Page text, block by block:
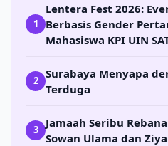
1
Lentera Fest 2026:
Berbasis Gender
Mahasiswa KPI UIN
2
Surabaya Menyapa
Terduga
3
Jamaah Seribu
Sowan Ulama dan